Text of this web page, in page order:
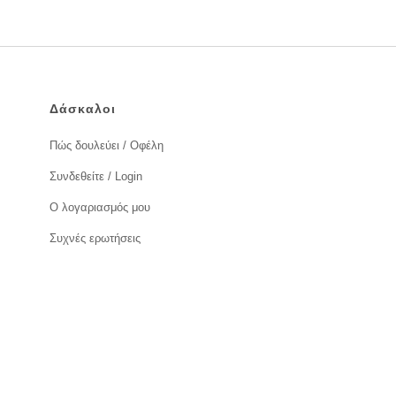
Δάσκαλοι
Πώς δουλεύει / Οφέλη
Συνδεθείτε / Login
Ο λογαριασμός μου
Συχνές ερωτήσεις